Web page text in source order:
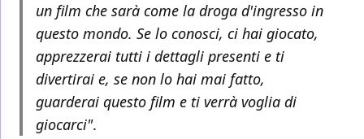
un film che sarà come la droga d'ingresso in
questo mondo. Se lo conosci, ci hai giocato,
apprezzerai tutti i dettagli presenti e ti
divertirai e, se non lo hai mai fatto,
guarderai questo film e ti verrà voglia di
giocarci".